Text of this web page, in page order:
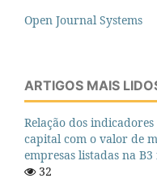
Open Journal Systems
ARTIGOS MAIS
Relação dos
capital com o valor de
empresas listadas na
32